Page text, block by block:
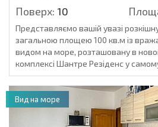
Поверх: 10
Представляємо вашій увазі
загальною площею 100 кв.м із
видом на море, розташовану в
комплексі Шантре Резіденс у
Вид на море